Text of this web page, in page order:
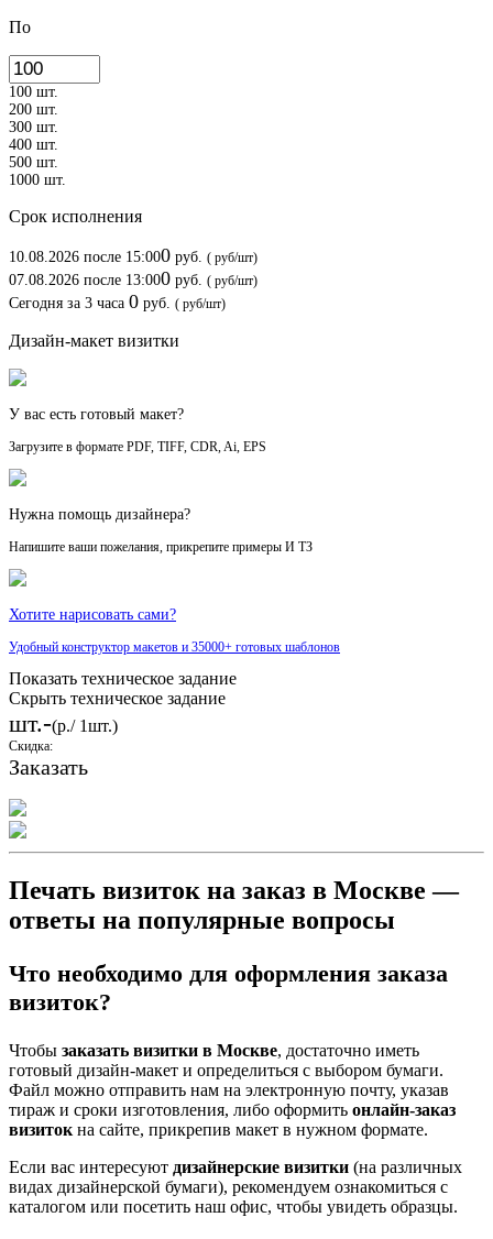
По
100 шт.
200 шт.
300 шт.
400 шт.
500 шт.
1000 шт.
Срок исполнения
10.08.2026 после 15:000 руб. ( руб/шт)
07.08.2026 после 13:000 руб. ( руб/шт)
Сегодня за 3 часа 0 руб. ( руб/шт)
Дизайн-макет визитки
У вас есть готовый макет?
Загрузите в формате PDF, TIFF, CDR, Ai, EPS
Нужна помощь дизайнера?
Напишите ваши пожелания, прикрепите примеры И ТЗ
Хотите нарисовать сами?
Удобный конструктор макетов и 35000+ готовых шаблонов
Показать техническое задание
Скрыть техническое задание
шт.-(р./ 1шт.)
Скидка:
Заказать
Печать визиток на заказ в Москве —
ответы на популярные вопросы
Что необходимо для оформления заказа
визиток?
Чтобы заказать визитки в Москве, достаточно иметь
готовый дизайн-макет и определиться с выбором бумаги.
Файл можно отправить нам на электронную почту, указав
тираж и сроки изготовления, либо оформить онлайн-заказ
визиток на сайте, прикрепив макет в нужном формате.
Если вас интересуют дизайнерские визитки (на различных
видах дизайнерской бумаги), рекомендуем ознакомиться с
каталогом или посетить наш офис, чтобы увидеть образцы.